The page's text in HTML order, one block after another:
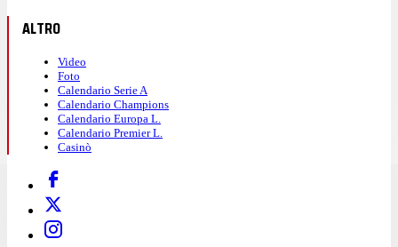
ALTRO
Video
Foto
Calendario Serie A
Calendario Champions
Calendario Europa L.
Calendario Premier L.
Casinò